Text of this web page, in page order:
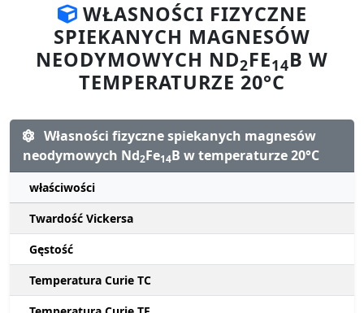
WŁASNOŚCI FIZYCZNE
SPIEKANYCH MAGNESÓW
NEODYMOWYCH ND2FE14B W
TEMPERATURZE 20°C
Własności fizyczne spiekanych magnesów
neodymowych Nd2Fe14B w temperaturze 20°C
właściwości
Twardość Vickersa
Gęstość
Temperatura Curie TC